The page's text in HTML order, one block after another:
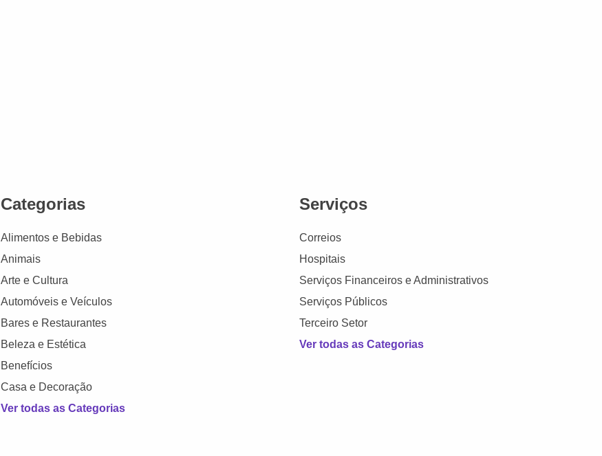
Categorias
Alimentos e Bebidas
Animais
Arte e Cultura
Automóveis e Veículos
Bares e Restaurantes
Beleza e Estética
Benefícios
Casa e Decoração
Ver todas as Categorias
Serviços
Correios
Hospitais
Serviços Financeiros e Administrativos
Serviços Públicos
Terceiro Setor
Ver todas as Categorias